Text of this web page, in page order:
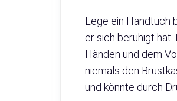
Lege ein Handtuch
er sich beruhigt
Händen und dem
niemals den
und könnte durch